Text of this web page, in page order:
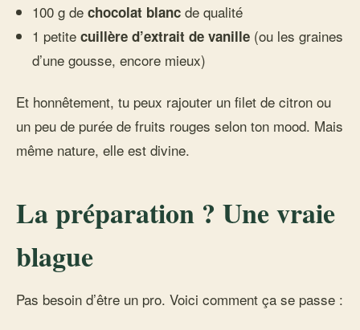
100 g dechocolat blanc de qualité
1 petitecuillère d’extrait de vanille (ou les graines
d’une gousse, encore mieux)
Et honnêtement, tu peux rajouter un filet de citron ou
un peu de purée de fruits rouges selon ton mood. Mais
même nature, elle est divine.
La préparation ? Une vraie
blague
Pas besoin d’être un pro. Voici comment ça se passe :